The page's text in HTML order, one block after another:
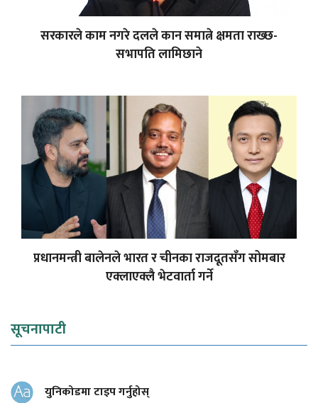
सरकारले काम नगरे दलले कान समात्ने क्षमता राख्छ-
सभापति लामिछाने
प्रधानमन्त्री बालेनले भारत र चीनका राजदूतसँग सोमबार
एक्लाएक्लै भेटवार्ता गर्ने
सूचनापाटी
युनिकोडमा टाइप गर्नुहोस्